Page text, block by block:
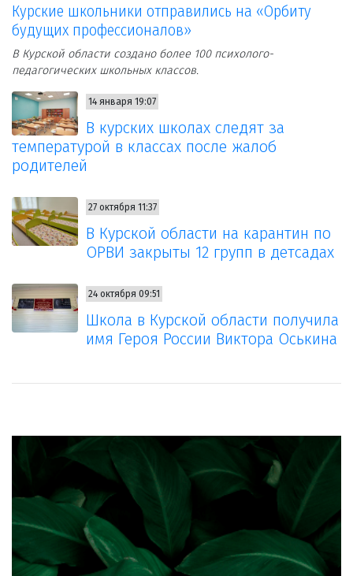
Курские школьники отправились на «Орбиту
будущих профессионалов»
В Курской области создано более 100 психолого-
педагогических школьных классов.
14 января 19:07
В курских школах следят за
температурой в классах после жалоб
родителей
27 октября 11:37
В Курской области на карантин по
ОРВИ закрыты 12 групп в детсадах
24 октября 09:51
Школа в Курской области получила
имя Героя России Виктора Оськина